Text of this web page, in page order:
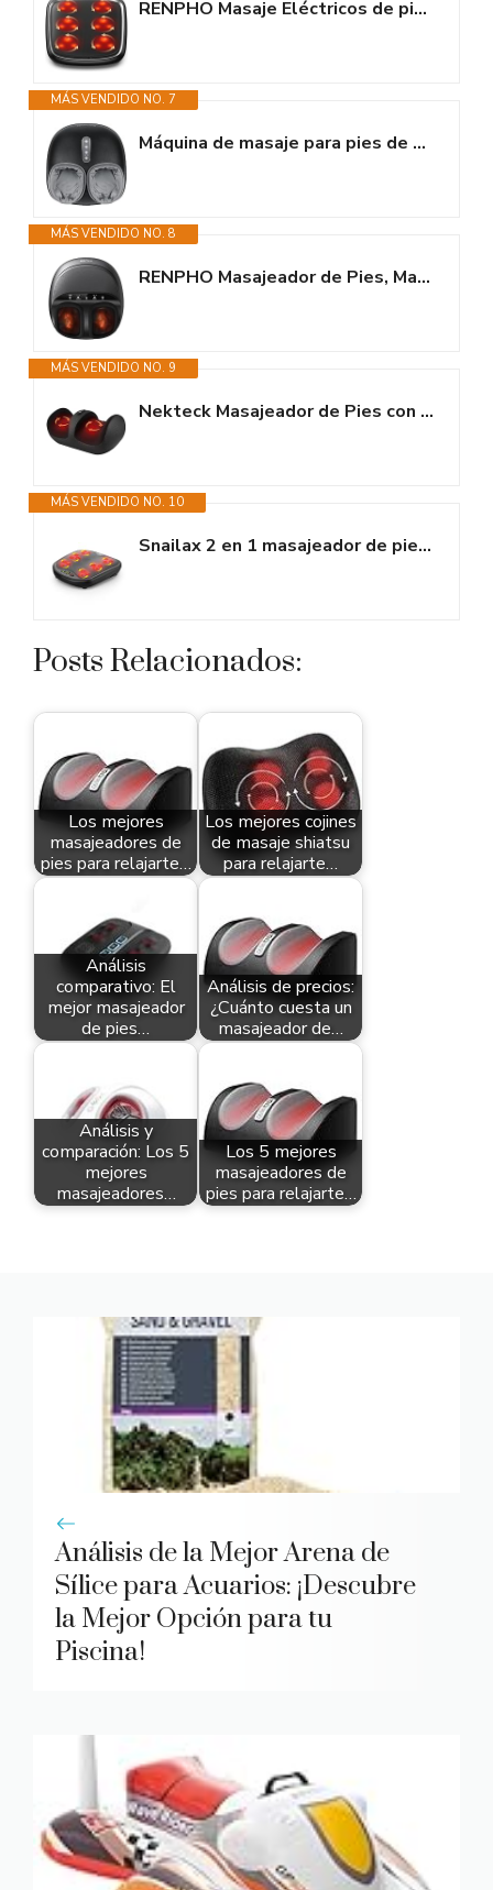
RENPHO Masaje Eléctricos de pies con calor, Masajeador eléctrico de pies...
MÁS VENDIDO NO. 7
Máquina de masaje para pies de Medcursor con función de calor, masajeador...
MÁS VENDIDO NO. 8
RENPHO Masajeador de Pies, Masajeador de Pies Eléctrico Shiatsu Mejorado...
MÁS VENDIDO NO. 9
Nekteck Masajeador de Pies con Calor, Máquina de Masaje Shiatsu, Amasado...
MÁS VENDIDO NO. 10
Snailax 2 en 1 masajeador de pies Shiatsu con Calor, Nudos de Masaje...
Posts Relacionados:
Los mejores
masajeadores de
pies para relajarte…
Los mejores cojines
de masaje shiatsu
para relajarte…
Análisis
comparativo: El
mejor masajeador
de pies…
Análisis de precios:
¿Cuánto cuesta un
masajeador de…
Análisis y
comparación: Los 5
mejores
masajeadores…
Los 5 mejores
masajeadores de
pies para relajarte…
Análisis de la Mejor Arena de
Sílice para Acuarios: ¡Descubre
la Mejor Opción para tu
Piscina!